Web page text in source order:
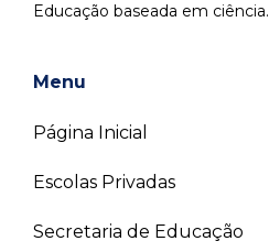
Educação baseada em ciência.
Menu
Página Inicial
Escolas Privadas
Secretaria de Educação